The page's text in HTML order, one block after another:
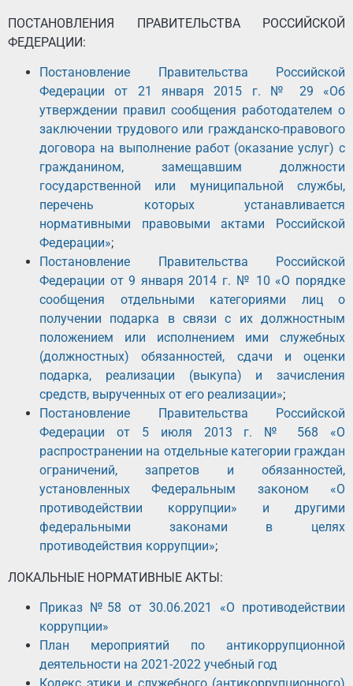
ПОСТАНОВЛЕНИЯ ПРАВИТЕЛЬСТВА РОССИЙСКОЙ
ФЕДЕРАЦИИ:
Постановление Правительства Российской
Федерации от 21 января 2015 г. № 29 «Об
утверждении правил сообщения работодателем о
заключении трудового или гражданско-правового
договора на выполнение работ (оказание услуг) с
гражданином, замещавшим должности
государственной или муниципальной службы,
перечень которых устанавливается
нормативными правовыми актами Российской
Федерации»;
Постановление Правительства Российской
Федерации от 9 января 2014 г. № 10 «О порядке
сообщения отдельными категориями лиц о
получении подарка в связи с их должностным
положением или исполнением ими служебных
(должностных) обязанностей, сдачи и оценки
подарка, реализации (выкупа) и зачисления
средств, вырученных от его реализации»;
Постановление Правительства Российской
Федерации от 5 июля 2013 г. № 568 «О
распространении на отдельные категории граждан
ограничений, запретов и обязанностей,
установленных Федеральным законом «О
противодействии коррупции» и другими
федеральными законами в целях
противодействия коррупции»;
ЛОКАЛЬНЫЕ НОРМАТИВНЫЕ АКТЫ:
Приказ №58 от 30.06.2021 «О противодействии
коррупции»
План мероприятий по антикоррупционной
деятельности на 2021-2022 учебный год